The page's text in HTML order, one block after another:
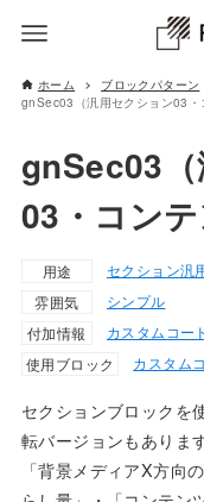
ホーム ブロックパターン
gnSec03（汎用セクション03・
gnSec03
03・コンテ
用途 セクション汎
雰囲気
シンプル
付加情報
カスタムコー
使用ブロック
カスタム
セクションブロックを
転バージョンもあります
「背景メディアX方向